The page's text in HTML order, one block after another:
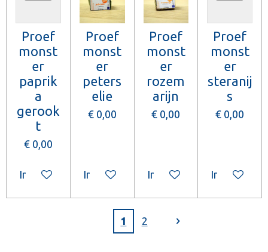
Proef
monst
er
paprik
a
gerook
t
€ 0,00
In winkelwagen
Proef
monst
er
peters
elie
€ 0,00
In winkelwagen
Proef
monst
er
rozem
arijn
€ 0,00
In winkelwagen
Proef
monst
er
steranij
s
€ 0,00
In
1 2